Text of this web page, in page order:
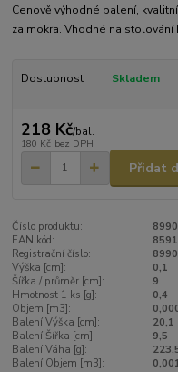
Cenově výhodné balení,
za mokra. Vhodné na
Dostupnost Skladem
218 Kč/bal.
180 Kč bez DPH
Přidat
Číslo produktu:
EAN kód:
Registrační číslo:
Výška [cm]:
0,1
Šířka / průměr [cm]:
9
Hmotnost 1 ks [g]:
0,4
Objem [m3]:
Balení Výška [cm]:
20,1
Balení Šířka [cm]:
9,5
Balení Váha [g]:
Balení Objem [m3]: